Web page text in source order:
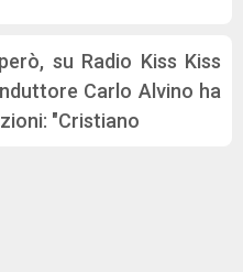
su Radio Kiss Kiss
Carlo Alvino ha
"Cristiano